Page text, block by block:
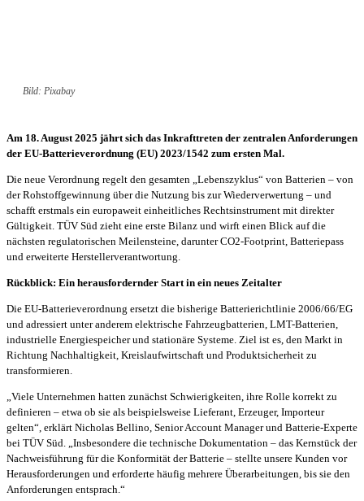
Bild: Pixabay
Am 18. August 2025 jährt sich das Inkrafttreten der zentralen Anforderungen
der EU-Batterieverordnung (EU) 2023/1542 zum ersten Mal.
Die neue Verordnung regelt den gesamten „Lebenszyklus“ von Batterien – von
der Rohstoffgewinnung über die Nutzung bis zur Wiederverwertung – und
schafft erstmals ein europaweit einheitliches Rechtsinstrument mit direkter
Gültigkeit. TÜV Süd zieht eine erste Bilanz und wirft einen Blick auf die
nächsten regulatorischen Meilensteine, darunter CO2-Footprint, Batteriepass
und erweiterte Herstellerverantwortung.
Rückblick: Ein herausfordernder Start in ein neues Zeitalter
Die EU-Batterieverordnung ersetzt die bisherige Batterierichtlinie 2006/66/EG
und adressiert unter anderem elektrische Fahrzeugbatterien, LMT-Batterien,
industrielle Energiespeicher und stationäre Systeme. Ziel ist es, den Markt in
Richtung Nachhaltigkeit, Kreislaufwirtschaft und Produktsicherheit zu
transformieren.
„Viele Unternehmen hatten zunächst Schwierigkeiten, ihre Rolle korrekt zu
definieren – etwa ob sie als beispielsweise Lieferant, Erzeuger, Importeur
gelten“, erklärt Nicholas Bellino, Senior Account Manager und Batterie-Experte
bei TÜV Süd. „Insbesondere die technische Dokumentation – das Kernstück der
Nachweisführung für die Konformität der Batterie – stellte unsere Kunden vor
Herausforderungen und erforderte häufig mehrere Überarbeitungen, bis sie den
Anforderungen entsprach.“